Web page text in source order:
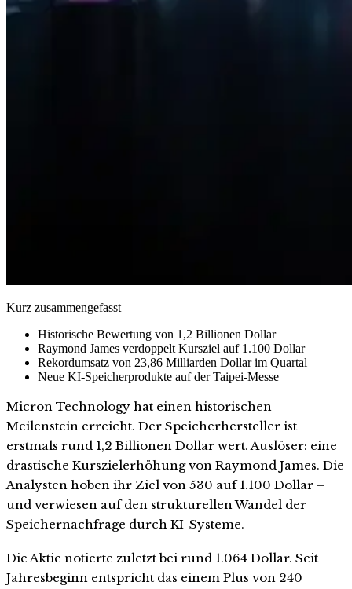
Kurz zusammengefasst
Historische Bewertung von 1,2 Billionen Dollar
Raymond James verdoppelt Kursziel auf 1.100 Dollar
Rekordumsatz von 23,86 Milliarden Dollar im Quartal
Neue KI-Speicherprodukte auf der Taipei-Messe
Micron Technology hat einen historischen
Meilenstein erreicht. Der Speicherhersteller ist
erstmals rund 1,2 Billionen Dollar wert. Auslöser: eine
drastische Kurszielerhöhung von Raymond James. Die
Analysten hoben ihr Ziel von 530 auf 1.100 Dollar –
und verwiesen auf den strukturellen Wandel der
Speichernachfrage durch KI-Systeme.
Die Aktie notierte zuletzt bei rund 1.064 Dollar. Seit
Jahresbeginn entspricht das einem Plus von 240